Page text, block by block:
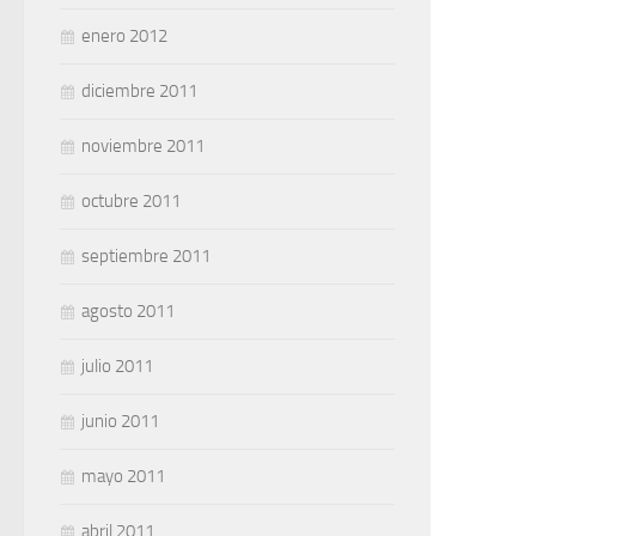
enero 2012
diciembre 2011
noviembre 2011
octubre 2011
septiembre 2011
agosto 2011
julio 2011
junio 2011
mayo 2011
abril 2011